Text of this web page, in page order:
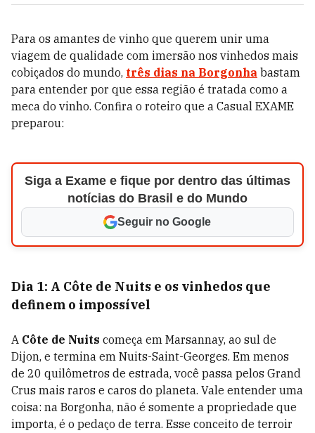
Para os amantes de vinho que querem unir uma
viagem de qualidade com imersão nos vinhedos mais
cobiçados do mundo, três dias na Borgonha bastam
para entender por que essa região é tratada como a
meca do vinho. Confira o roteiro que a Casual EXAME
preparou:
Siga a Exame e fique por dentro das últimas
notícias do Brasil e do Mundo
Seguir no Google
Dia 1: A Côte de Nuits e os vinhedos que
definem o impossível
A Côte de Nuits começa em Marsannay, ao sul de
Dijon, e termina em Nuits-Saint-Georges. Em menos
de 20 quilômetros de estrada, você passa pelos Grand
Crus mais raros e caros do planeta. Vale entender uma
coisa: na Borgonha, não é somente a propriedade que
importa, é o pedaço de terra. Esse conceito de terroir